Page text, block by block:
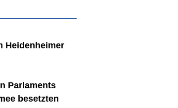
Heidenheimer
Parlaments
besetzten